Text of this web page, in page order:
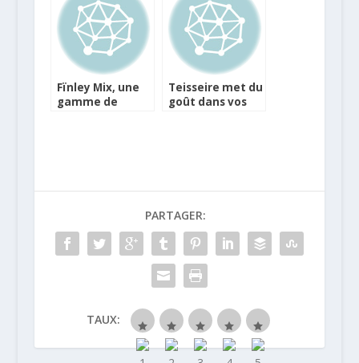
Fïnley Mix, une
gamme de
Teisseire met du
goût dans vos
PARTAGER:
TAUX: